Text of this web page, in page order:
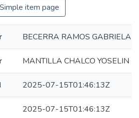
Simple item page
BECERRA RAMOS GABRIELA
MANTILLA CHALCO YOSELIN
2025-07-15T01:46:13Z
2025-07-15T01:46:13Z